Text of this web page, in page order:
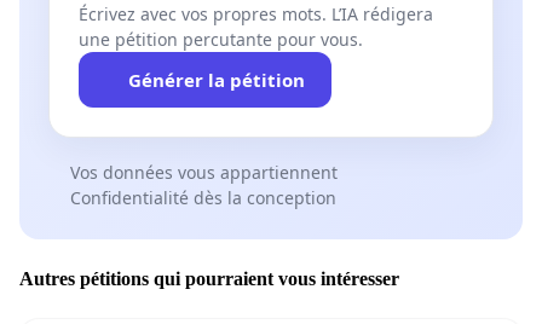
Écrivez avec vos propres mots. L’IA rédigera
une pétition percutante pour vous.
Générer la pétition
Vos données vous appartiennent
Confidentialité dès la conception
Autres pétitions qui pourraient vous intéresser